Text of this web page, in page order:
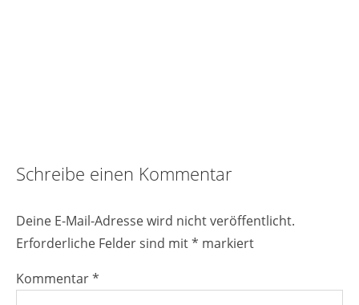
Reader
Interactions
Schreibe einen Kommentar
Deine E-Mail-Adresse wird nicht veröffentlicht.
Erforderliche Felder sind mit* markiert
Kommentar*